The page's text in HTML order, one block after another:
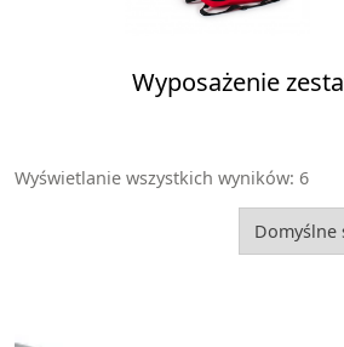
Wyposażenie
Wyświetlanie wszystkich wyników: 6